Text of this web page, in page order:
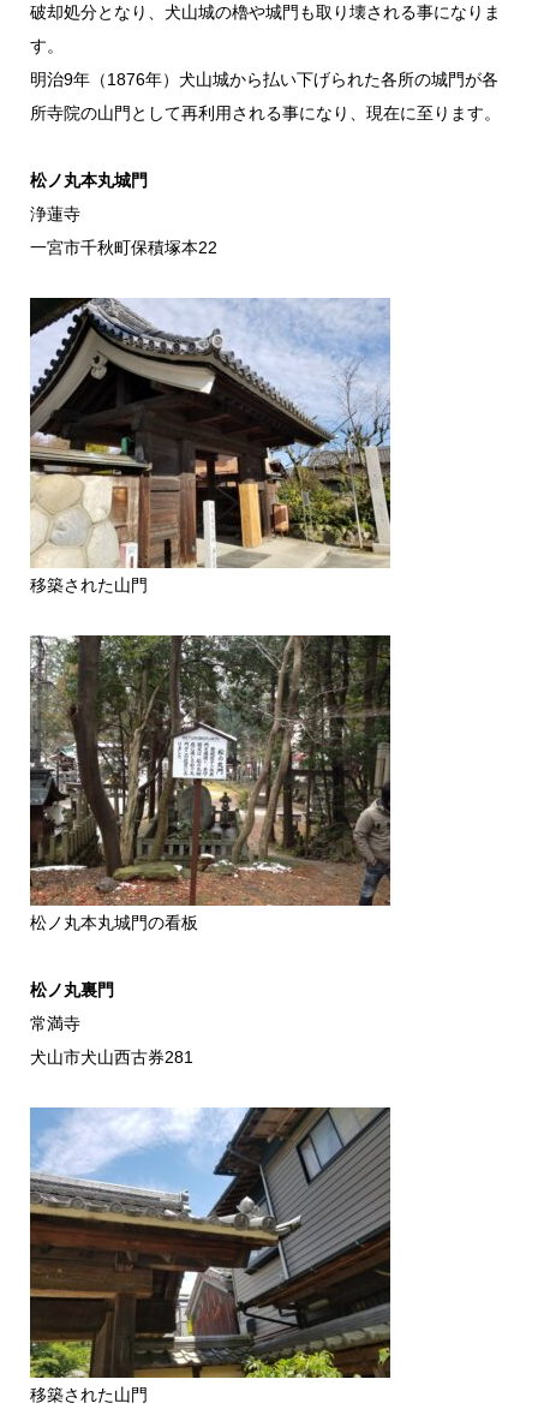
破却処分となり、犬山城の櫓や城門も取り壊される事になりま
す。
明治9年（1876年）犬山城から払い下げられた各所の城門が各
所寺院の山門として再利用される事になり、現在に至ります。
松ノ丸本丸城門
浄蓮寺
一宮市千秋町保積塚本22
移築された山門
松ノ丸本丸城門の看板
松ノ丸裏門
常満寺
犬山市犬山西古券281
移築された山門